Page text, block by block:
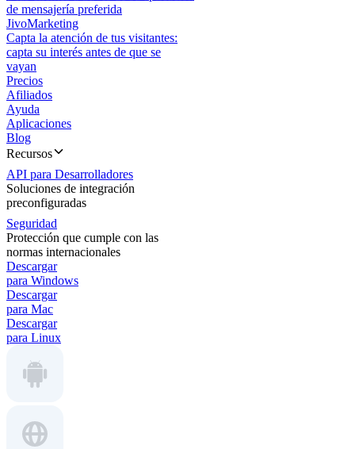
de mensajería preferida
JivoMarketing
Capta la atención de tus visitantes:
capta su interés antes de que se
vayan
Precios
Afiliados
Ayuda
Aplicaciones
Blog
Recursos
API para Desarrolladores
Soluciones de integración
preconfiguradas
Seguridad
Protección que cumple con las
normas internacionales
Descargar
para Windows
Descargar
para Mac
Descargar
para Linux